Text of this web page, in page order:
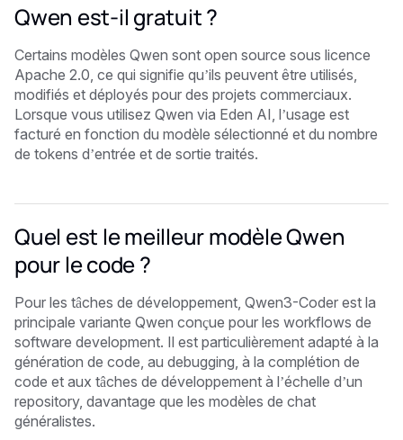
Qwen est-il gratuit ?
Certains modèles Qwen sont open source sous licence
Apache 2.0, ce qui signifie qu’ils peuvent être utilisés,
modifiés et déployés pour des projets commerciaux.
Lorsque vous utilisez Qwen via Eden AI, l’usage est
facturé en fonction du modèle sélectionné et du nombre
de tokens d’entrée et de sortie traités.
Quel est le meilleur modèle Qwen
pour le code ?
Pour les tâches de développement, Qwen3-Coder est la
principale variante Qwen conçue pour les workflows de
software development. Il est particulièrement adapté à la
génération de code, au debugging, à la complétion de
code et aux tâches de développement à l’échelle d’un
repository, davantage que les modèles de chat
généralistes.